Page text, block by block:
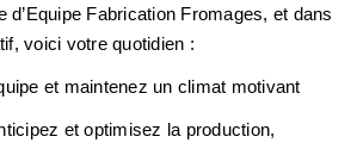
d’Equipe Fabrication Fromages, et dans
voici votre quotidien :
et maintenez un climat motivant
et optimisez la production,